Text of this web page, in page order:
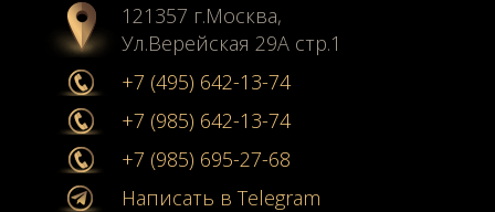
121357 г.Москва,
Ул.Верейская 29А стр.1
+7 (495) 642-13-74
+7 (985) 642-13-74
+7 (985) 695-27-68
Написать в Telegram